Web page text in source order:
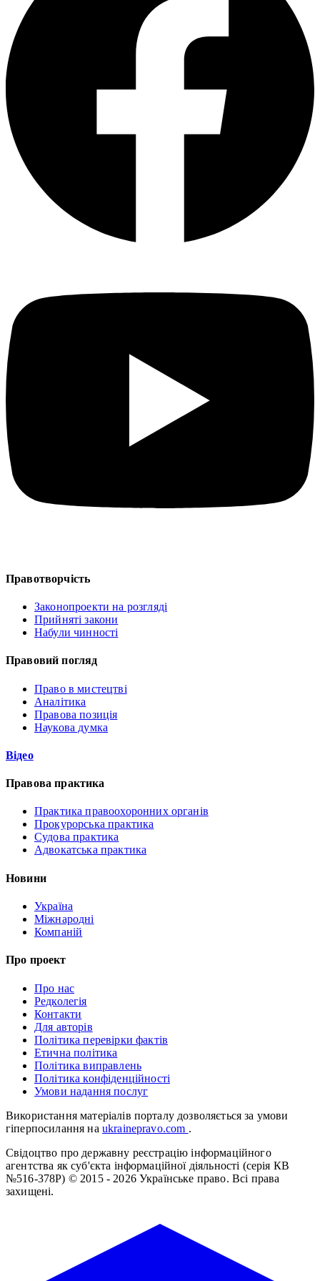
Правотворчість
Законопроекти на розгляді
Прийняті закони
Набули чинності
Правовий погляд
Право в мистецтві
Аналітика
Правова позиція
Наукова думка
Відео
Правова практика
Практика правоохоронних органів
Прокурорська практика
Судова практика
Адвокатська практика
Новини
Україна
Міжнародні
Компаній
Про проект
Про нас
Редколегія
Контакти
Для авторів
Політика перевірки фактів
Етична політика
Політика виправлень
Політика конфіденційності
Умови надання послуг
Використання матеріалів порталу дозволяється за умови
гіперпосилання на ukrainepravo.com .
Свідоцтво про державну реєстрацію інформаційного
агентства як суб'єкта інформаційної діяльності (серія КВ
№516-378Р) © 2015 - 2026 Українське право. Всі права
захищені.